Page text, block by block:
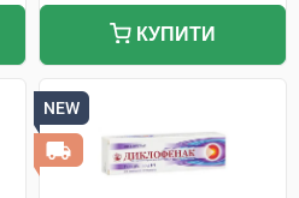
КУПИТИ
NEW